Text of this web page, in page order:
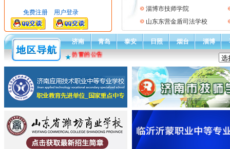
免费注册
用户登录
淄博市技师学院
山东东营金盾司法学校
济南 青岛 泰安 日照 烟台 淄博
★
告：关于山东技校网被仿冒的公告